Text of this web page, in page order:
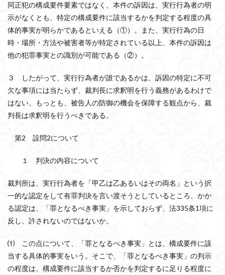
同正犯の構成要件要素ではなく、本件の訴因は、実行行為者の明
示がなくとも、特定の構成要件に該当するかを判定する程度の具
体的事実が明らかであるといえる（①）。また、実行行為の日
時・場所・方法や被害者等が特定されている以上、本件の訴因は
他の犯罪事実との識別が可能である（②）。
３ したがって、実行行為者が誰であるかは、訴因の特定に不可
欠な事項には当たらず、裁判長に求釈明を行う義務があるわけで
はない。もっとも、被告人の防御の機会を保障する観点から、裁
判長は求釈明を行うべきである。
第2 設問2について
１ 判決の内容について
裁判所は、実行行為者を「甲乙は乙あるいはその両名」という択
一的な認定をして有罪判決を言い渡そうとしているところ、かか
る認定は、「罪となるべき事実」を示しておらず、法335条1項に
反し、許されないのではないか。
⑴ この点について、「罪となるべき事実」とは、構成要件に該
当する具体的事実をいう。そこで、「罪となるべき事実」の判示
の程度は、構成要件に該当するか否かを判定するに足りる程度に